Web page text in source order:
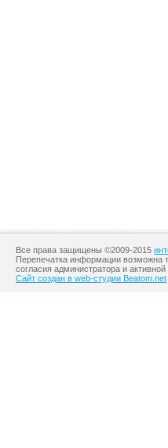
Все права защищены ©2009-2015
Перепечатка информации возможна
согласия администратора и
Сайт создан в web-студии Beatom.net